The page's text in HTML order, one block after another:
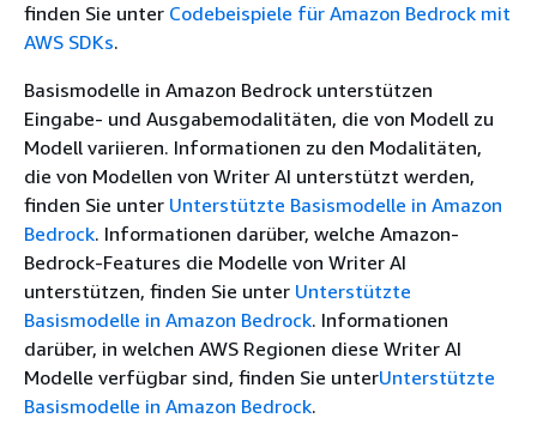
finden Sie unter Codebeispiele für Amazon Bedrock mit
AWS SDKs.
Basismodelle in Amazon Bedrock unterstützen
Eingabe- und Ausgabemodalitäten, die von Modell zu
Modell variieren. Informationen zu den Modalitäten,
die von Modellen von Writer AI unterstützt werden,
finden Sie unter Unterstützte Basismodelle in Amazon
Bedrock. Informationen darüber, welche Amazon-
Bedrock-Features die Modelle von Writer AI
unterstützen, finden Sie unter Unterstützte
Basismodelle in Amazon Bedrock. Informationen
darüber, in welchen AWS Regionen diese Writer AI
Modelle verfügbar sind, finden Sie unterUnterstützte
Basismodelle in Amazon Bedrock.